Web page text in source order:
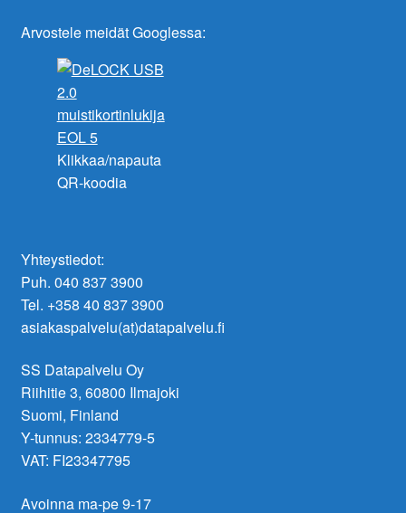
Arvostele meidät Googlessa:
Klikkaa/napauta
QR-koodia
Yhteystiedot:
Puh. 040 837 3900
Tel. +358 40 837 3900
asiakaspalvelu(at)datapalvelu.fi
SS Datapalvelu Oy
Riihitie 3, 60800 Ilmajoki
Suomi, Finland
Y-tunnus: 2334779-5
VAT: FI23347795
Avoinna ma-pe 9-17